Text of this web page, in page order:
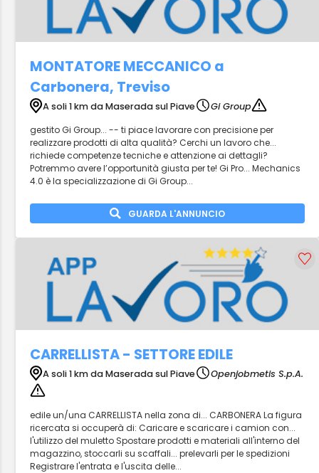
MONTATORE MECCANICO a
Carbonera, Treviso
A soli 1 km da Maserada sul Piave
Gi Group
gestito Gi Group... -- ti piace lavorare con precisione per
realizzare prodotti di alta qualità? Cerchi un lavoro che...
richiede competenze tecniche e attenzione ai dettagli?
Potremmo avere l’opportunità giusta per te! Gi Pro... Mechanics
4.0 è la specializzazione di Gi Group...
GUARDA L'ANNUNCIO
CARRELLISTA - SETTORE EDILE
A soli 1 km da Maserada sul Piave Openjobmetis S.p.A.
edile un/una CARRELLISTA nella zona di... CARBONERA La figura
ricercata si occuperà di: Caricare e scaricare i camion con...
l'utilizzo del muletto Spostare prodotti e materiali all'interno del
magazzino, stoccarli su scaffali... prelevarli per le spedizioni
Registrare l'entrata e l'uscita delle...